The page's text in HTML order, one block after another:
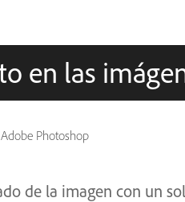
en las
Photoshop
de la imagen con un